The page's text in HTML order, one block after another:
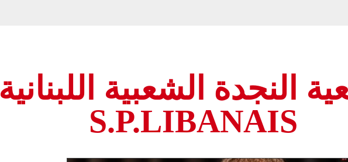
النجدة الشعبية اللبنانية
S.P.LIBANAIS